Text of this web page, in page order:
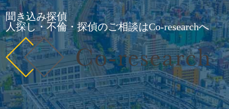
聞き込み探偵
人探し・不倫・探偵のご相談はCo-researchへ